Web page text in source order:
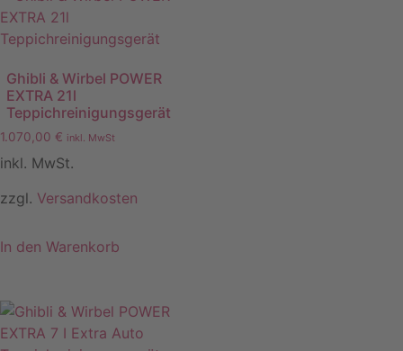
Ghibli & Wirbel POWER
EXTRA 21l
Teppichreinigungsgerät
1.070,00 € inkl. MwSt
inkl. MwSt.
zzgl. Versandkosten
In den Warenkorb